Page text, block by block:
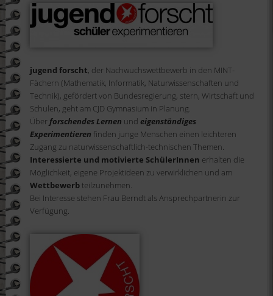
jugend forscht, der Nachwuchswettbewerb in den MINT-
Fächern (Mathematik, Informatik, Naturwissenschaften und
Technik), gefördert von Bundesregierung, stern, Wirtschaft und
Schulen, geht am CJD Gymnasium in Planung.
Über forschendes Lernen und eigenständiges
Experimentieren finden junge Menschen einen leichteren
Zugang zu naturwissenschaftlich-technischen Themen.
Interessierte und motivierte SchülerInnen erhalten die
Möglichkeit, eigene Projektideen zu verwirklichen und am
Wettbewerbteilzunehmen.
Bei Interesse stehen Frau Berndt als Ansprechpartnerin zur
Verfügung.